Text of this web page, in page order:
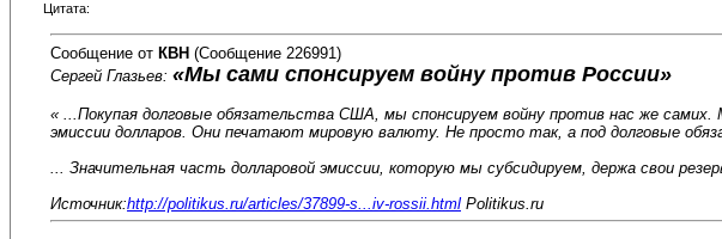
Цитата:
Сообщение от КВН (Сообщение 226991)
Сергей Глазьев: «Мы сами спонсируем войну против России»
« ...Покупая долговые обязательства США, мы спонсируем войну против нас же
эмиссии долларов. Они печатают мировую валюту. Не просто так, а под долговые
... Значительная часть долларовой эмиссии, которую мы субсидируем, держа свои
Источник:http://politikus.ru/articles/37899-s...iv-rossii.html Politikus.ru